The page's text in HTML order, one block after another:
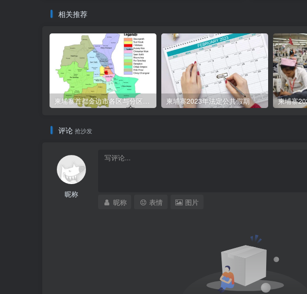
相关推荐
柬埔寨2023年法定公共假期 柬埔寨
评论 抢沙发
昵称
昵称 表情 图片